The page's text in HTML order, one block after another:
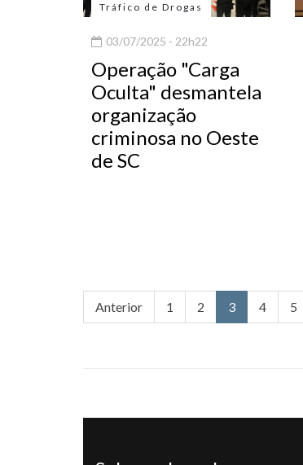
Tráfico de Drogas
03/07/2025 - 22h22
Operação "Carga
Oculta" desmantela
organização
criminosa no Oeste
de SC
Anterior 1 2 3 4 5